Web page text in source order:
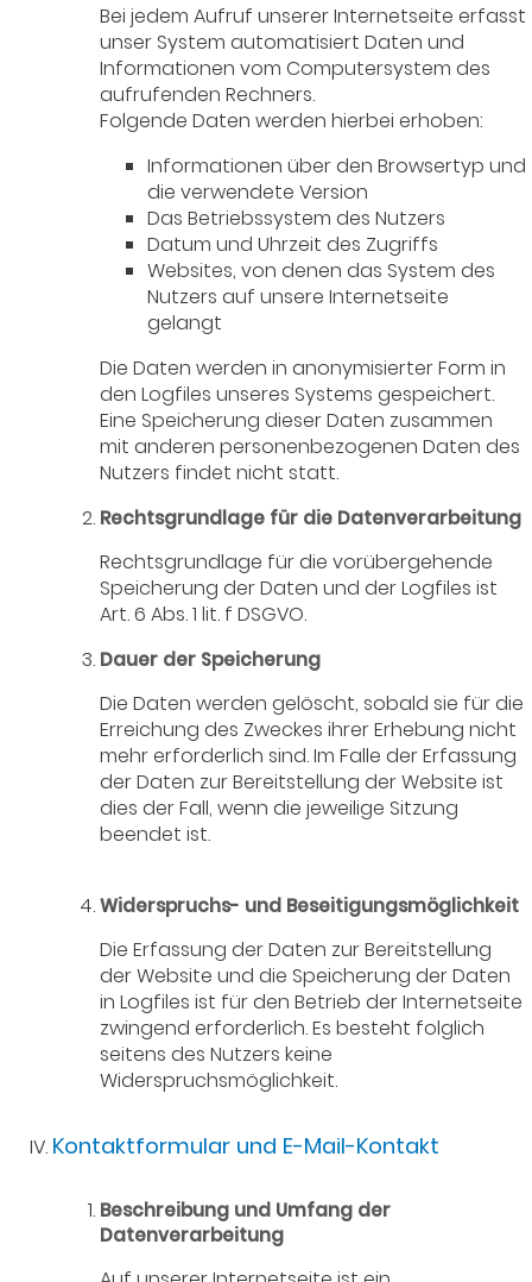
Bei jedem Aufruf unserer Internetseite erfasst
unser System automatisiert Daten und
Informationen vom Computersystem des
aufrufenden Rechners.
Folgende Daten werden hierbei erhoben:
Informationen über den Browsertyp und
die verwendete Version
Das Betriebssystem des Nutzers
Datum und Uhrzeit des Zugriffs
Websites, von denen das System des
Nutzers auf unsere Internetseite
gelangt
Die Daten werden in anonymisierter Form in
den Logfiles unseres Systems gespeichert.
Eine Speicherung dieser Daten zusammen
mit anderen personenbezogenen Daten des
Nutzers findet nicht statt.
Rechtsgrundlage für die Datenverarbeitung
Rechtsgrundlage für die vorübergehende
Speicherung der Daten und der Logfiles ist
Art. 6 Abs. 1 lit. f DSGVO.
Dauer der Speicherung
Die Daten werden gelöscht, sobald sie für die
Erreichung des Zweckes ihrer Erhebung nicht
mehr erforderlich sind. Im Falle der Erfassung
der Daten zur Bereitstellung der Website ist
dies der Fall, wenn die jeweilige Sitzung
beendet ist.
Widerspruchs- und Beseitigungsmöglichkeit
Die Erfassung der Daten zur Bereitstellung
der Website und die Speicherung der Daten
in Logfiles ist für den Betrieb der Internetseite
zwingend erforderlich. Es besteht folglich
seitens des Nutzers keine
Widerspruchsmöglichkeit.
Kontaktformular und E-Mail-Kontakt
Beschreibung und Umfang der
Datenverarbeitung